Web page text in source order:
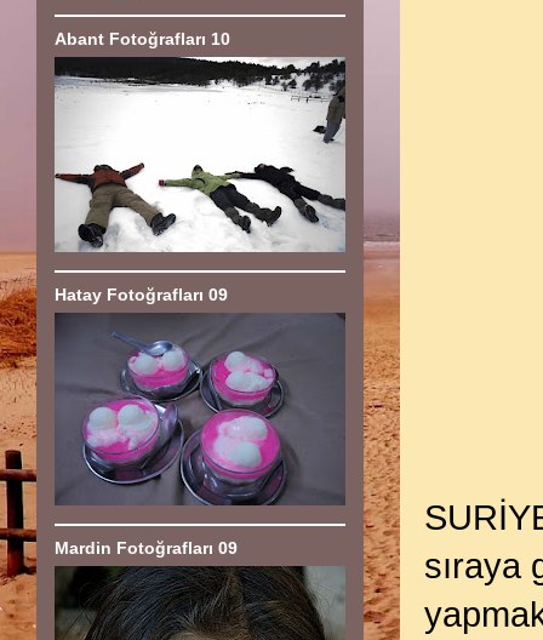
sıraya
Abant Fotoğrafları 10
Hatay Fotoğrafları 09
Mardin Fotoğrafları 09